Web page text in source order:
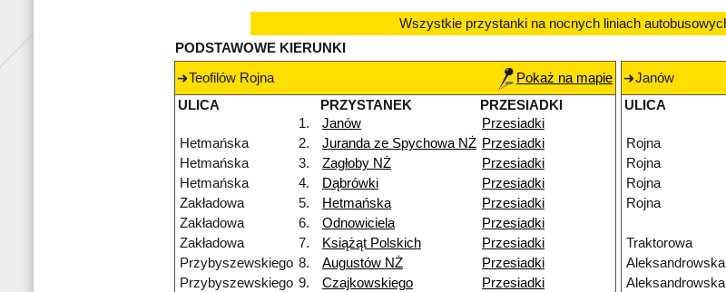
Wszystkie przystanki na nocnych liniach
PODSTAWOWE KIERUNKI
Teofilów Rojna
Pokaż na mapie
ULICA
PRZYSTANEK
PRZESIADKI
1.
Janów
Przesiadki
Hetmańska
2. Juranda ze Spychowa NŻ Przesiadki
Hetmańska
3. Zagłoby NŻ
Przesiadki
Hetmańska
4. Dąbrówki
Przesiadki
Zakładowa
5. Hetmańska
Przesiadki
Zakładowa
6. Odnowiciela
Przesiadki
Zakładowa
7. Książąt Polskich
Przesiadki
Przybyszewskiego 8. Augustów NŻ
Przesiadki
Przybyszewskiego 9. Czajkowskiego
Przesiadki
Janów
ULICA
Rojna
Rojna
Rojna
Rojna
Traktorowa
Aleksandrowska
Aleksandrowska